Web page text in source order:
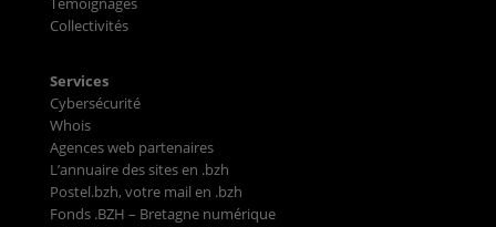
Collectivités
Services
Cybersécurité
Whois
Agences web partenaires
L’annuaire des sites en .bzh
Postel.bzh, votre mail en .bzh
Fonds .BZH – Bretagne numérique